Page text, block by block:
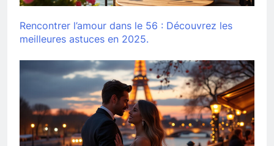
Rencontrer l’amour dans le 56 : Découvrez les
meilleures astuces en 2025.